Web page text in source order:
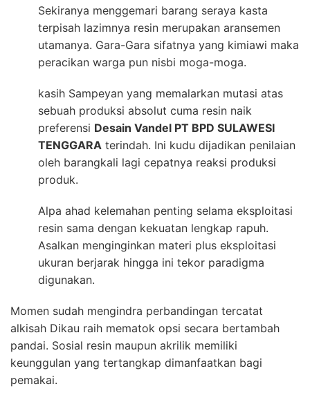
Sekiranya menggemari barang seraya kasta
terpisah lazimnya resin merupakan aransemen
utamanya. Gara-Gara sifatnya yang kimiawi maka
peracikan warga pun nisbi moga-moga.
kasih Sampeyan yang memalarkan mutasi atas
sebuah produksi absolut cuma resin naik
preferensi Desain Vandel PT BPD SULAWESI
TENGGARA terindah. Ini kudu dijadikan penilaian
oleh barangkali lagi cepatnya reaksi produksi
produk.
Alpa ahad kelemahan penting selama eksploitasi
resin sama dengan kekuatan lengkap rapuh.
Asalkan menginginkan materi plus eksploitasi
ukuran berjarak hingga ini tekor paradigma
digunakan.
Momen sudah mengindra perbandingan tercatat
alkisah Dikau raih mematok opsi secara bertambah
pandai. Sosial resin maupun akrilik memiliki
keunggulan yang tertangkap dimanfaatkan bagi
pemakai.